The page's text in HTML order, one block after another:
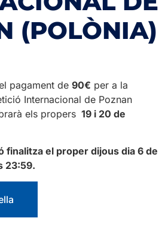
(POLÒNIA)
pagament de 90€ per a la
Internacional de Poznan
els propers 19 i 20 de
finalitza el proper dijous dia 6 de
23:59.